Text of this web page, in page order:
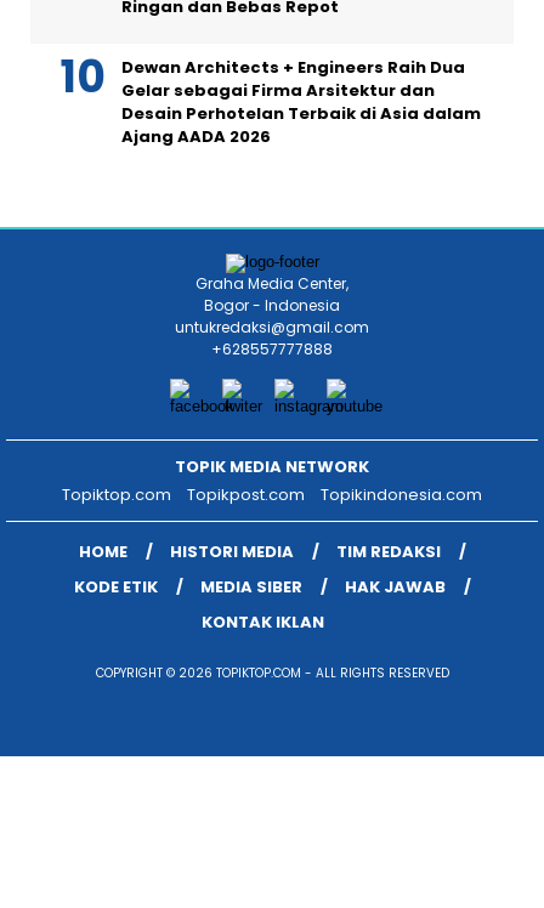
Ringan dan Bebas Repot
Dewan Architects + Engineers Raih Dua
Gelar sebagai Firma Arsitektur dan
Desain Perhotelan Terbaik di Asia dalam
Ajang AADA 2026
Graha Media Center,
Bogor - Indonesia
untukredaksi@gmail.com
+628557777888
TOPIK MEDIA NETWORK
Topiktop.com
Topikpost.com Topikindonesia.com
HOME HISTORI MEDIA
TIM REDAKSI
KODE ETIK
MEDIA SIBER
HAK JAWAB
KONTAK IKLAN
COPYRIGHT © 2026 TOPIKTOP.COM - ALL RIGHTS RESERVED